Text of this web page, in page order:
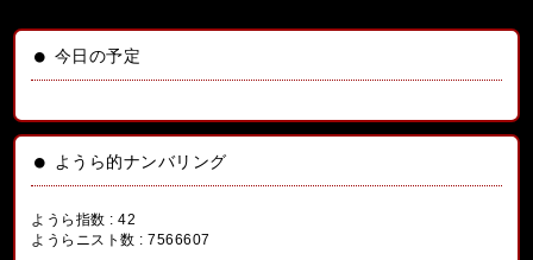
今日の予定
ようら的ナンバリング
ようら指数 :42
ようらニスト数 :7566607